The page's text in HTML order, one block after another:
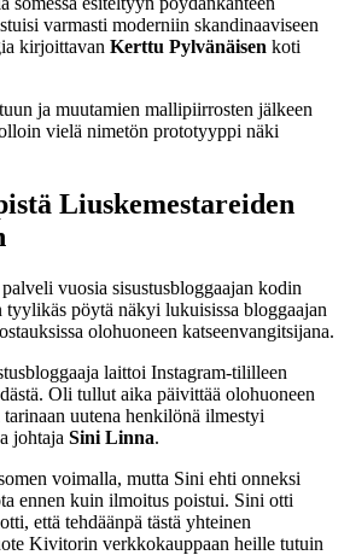
varmasti moderniin skandinaaviseen
kirjoittavan Kerttu Pylvänäisen koti
ja muutamien mallipiirrosten jälkeen
vielä nimetön prototyyppi näki
Liuskemestareiden
vuosia sisustusbloggaajan kodin
tyylikäs pöytä näkyi lukuisissa bloggaajan
olohuoneen katseenvangitsijana.
laittoi Instagram-tililleen
Oli tullut aika päivittää olohuoneen
tarinaan uutena henkilönä ilmestyi
johtaja Sini Linna.
voimalla, mutta Sini ehti onneksi
ennen kuin ilmoitus poistui. Sini otti
että tehdäänpä tästä yhteinen
Kivitorin verkkokauppaan heille tutuin